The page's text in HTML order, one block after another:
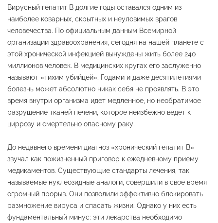
Вирусный гепатит B долгие годы оставался одним из
наиболее коварных, скрытных и неуловимых врагов
человечества. По официальным данным Всемирной
организации здравоохранения, сегодня на нашей планете с
этой хронической инфекцией вынуждены жить более 240
миллионов человек. В медицинских кругах его заслуженно
называют «тихим убийцей». Годами и даже десятилетиями
болезнь может абсолютно никак себя не проявлять. В это
время внутри организма идет медленное, но необратимое
разрушение тканей печени, которое неизбежно ведет к
циррозу и смертельно опасному раку.
До недавнего времени диагноз «хронический гепатит B»
звучал как пожизненный приговор к ежедневному приему
медикаментов. Существующие стандарты лечения, так
называемые нуклеозидные аналоги, совершили в свое время
огромный прорыв. Они позволили эффективно блокировать
размножение вируса и спасать жизни. Однако у них есть
фундаментальный минус: эти лекарства необходимо